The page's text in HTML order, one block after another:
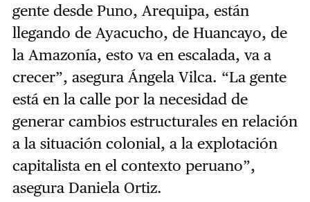
gente desde Puno, Arequipa, están
llegando de Ayacucho, de Huancayo, de
la Amazonía, esto va en escalada, va a
crecer”, asegura Ángela Vilca. “La gente
está en la calle por la necesidad de
generar cambios estructurales en relación
a la situación colonial, a la explotación
capitalista en el contexto peruano”,
asegura Daniela Ortiz.